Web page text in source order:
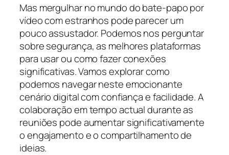
Mas mergulhar no mundo do bate-papo por
vídeo com estranhos pode parecer um
pouco assustador. Podemos nos perguntar
sobre segurança, as melhores plataformas
para usar ou como fazer conexões
significativas. Vamos explorar como
podemos navegar neste emocionante
cenário digital com confiança e facilidade. A
colaboração em tempo actual durante as
reuniões pode aumentar significativamente
o engajamento e o compartilhamento de
ideias.